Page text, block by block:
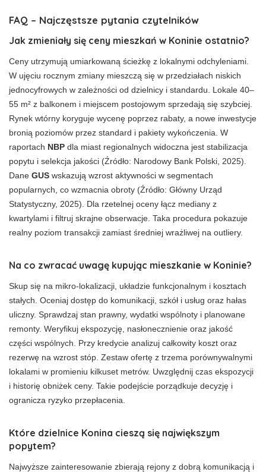
FAQ – Najczęstsze pytania czytelników
Jak zmieniały się ceny mieszkań w Koninie ostatnio?
Ceny utrzymują umiarkowaną ścieżkę z lokalnymi odchyleniami.
W ujęciu rocznym zmiany mieszczą się w przedziałach niskich
jednocyfrowych w zależności od dzielnicy i standardu. Lokale 40–
55 m² z balkonem i miejscem postojowym sprzedają się szybciej.
Rynek wtórny koryguje wycenę poprzez rabaty, a nowe inwestycje
bronią poziomów przez standard i pakiety wykończenia. W
raportach NBP dla miast regionalnych widoczna jest stabilizacja
popytu i selekcja jakości (Źródło: Narodowy Bank Polski, 2025).
Dane GUS wskazują wzrost aktywności w segmentach
popularnych, co wzmacnia obroty (Źródło: Główny Urząd
Statystyczny, 2025). Dla rzetelnej oceny łącz mediany z
kwartylami i filtruj skrajne obserwacje. Taka procedura pokazuje
realny poziom transakcji zamiast średniej wrażliwej na outliery.
Na co zwracać uwagę kupując mieszkanie w Koninie?
Skup się na mikro-lokalizacji, układzie funkcjonalnym i kosztach
stałych. Oceniaj dostęp do komunikacji, szkół i usług oraz hałas
uliczny. Sprawdzaj stan prawny, wydatki wspólnoty i planowane
remonty. Weryfikuj ekspozycję, nasłonecznienie oraz jakość
części wspólnych. Przy kredycie analizuj całkowity koszt oraz
rezerwę na wzrost stóp. Zestaw ofertę z trzema porównywalnymi
lokalami w promieniu kilkuset metrów. Uwzględnij czas ekspozycji
i historię obniżek ceny. Takie podejście porządkuje decyzję i
ogranicza ryzyko przepłacenia.
Które dzielnice Konina cieszą się największym
popytem?
Najwyższe zainteresowanie zbierają rejony z dobrą komunikacją i